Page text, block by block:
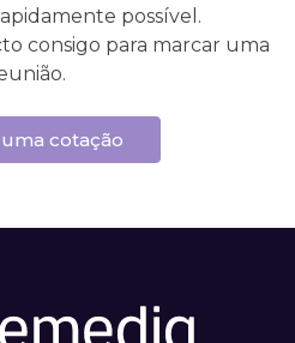
possível.
consigo para marcar uma
cotação